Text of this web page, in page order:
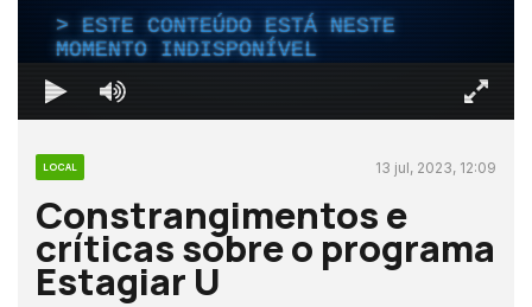
ESTE CONTEÚDO ESTÁ NESTE
MOMENTO INDISPONÍVEL
LOCAL 13 jul, 2023, 12:09
Constrangimentos e
críticas sobre o programa
Estagiar U